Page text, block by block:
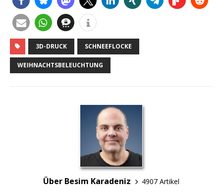
3D-DRUCK SCHNEEFLOCKE
WEIHNACHTSBELEUCHTUNG
Über Besim Karadeniz
4907 Artikel